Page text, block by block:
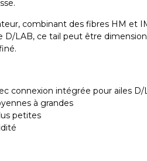
combinant des fibres HM et
LAB, ce tail peut être
connexion intégrée pour ailes D/
à grandes
petites